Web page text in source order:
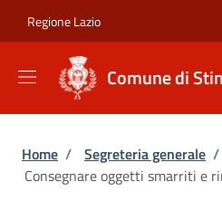
Regione Lazio
Comune di
Briciole di pane
Home / Segreteria generale /
Consegnare oggetti smarriti e